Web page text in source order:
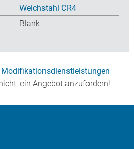
Weichstahl CR4
Blank
Modifikationsdienstleistungen
ein Angebot anzufordern!